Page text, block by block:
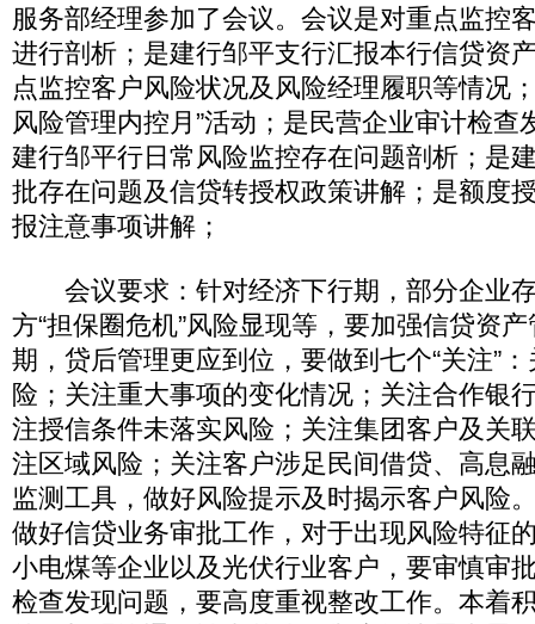
服务部经理参加了会议。会议是对重点监控
进行剖析；是建行邹平支行汇报本行信贷资
点监控客户风险状况及风险经理履职等情况
风险管理内控月”活动；是民营企业审计检查
建行邹平行日常风险监控存在问题剖析；是
批存在问题及信贷转授权政策讲解；是额度
报注意事项讲解；
会议要求：针对经济下行期，部分企业
方“担保圈危机”风险显现等，要加强信贷资
期，贷后管理更应到位，要做到七个“关注”
险；关注重大事项的变化情况；关注合作银
注授信条件未落实风险；关注集团客户及关
注区域风险；关注客户涉足民间借贷、高息
监测工具，做好风险提示及时揭示客户风险
做好信贷业务审批工作，对于出现风险特征
小电煤等企业以及光伏行业客户，要审慎审
检查发现问题，要高度重视整改工作。本着